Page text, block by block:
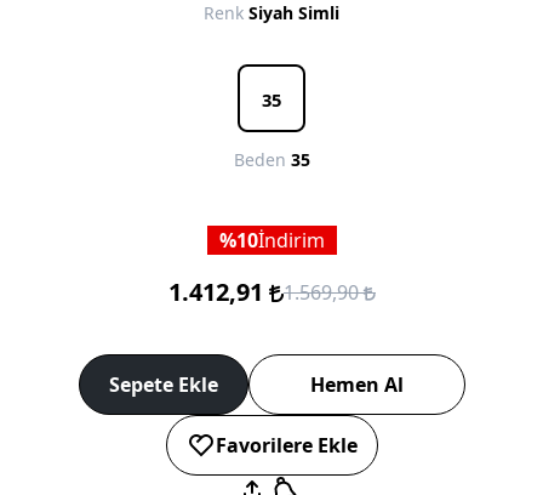
Renk Siyah Simli
35
Beden 35
10İndirim
1.412,91 1.569,90
Sepete Ekle Hemen Al
Favorilere Ekle